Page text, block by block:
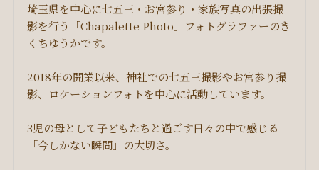
埼玉県を中心に七五三・お宮参り・家族写真の出張撮
影を行う「Chapalette Photo」フォトグラファーのき
くちゆうかです。
2018年の開業以来、神社での七五三撮影やお宮参り撮
影、ロケーションフォトを中心に活動しています。
3児の母として子どもたちと過ごす日々の中で感じる
「今しかない瞬間」の大切さ。